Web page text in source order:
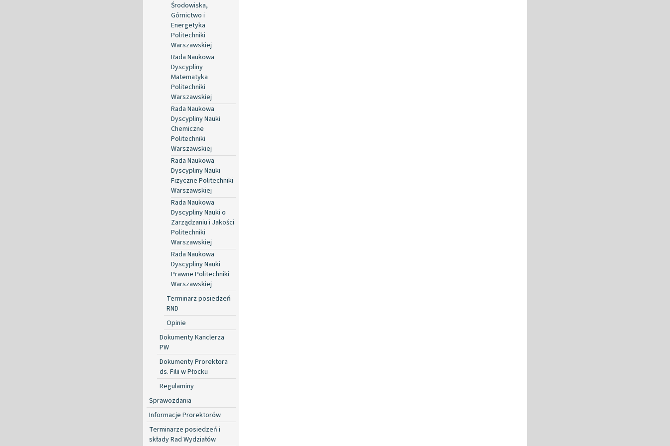
Środowiska,
Górnictwo i
Energetyka
Politechniki
Warszawskiej
Rada Naukowa
Dyscypliny
Matematyka
Politechniki
Warszawskiej
Rada Naukowa
Dyscypliny Nauki
Chemiczne
Politechniki
Warszawskiej
Rada Naukowa
Dyscypliny Nauki
Fizyczne Politechniki
Warszawskiej
Rada Naukowa
Dyscypliny Nauki o
Zarządzaniu i Jakości
Politechniki
Warszawskiej
Rada Naukowa
Dyscypliny Nauki
Prawne Politechniki
Warszawskiej
Terminarz posiedzeń
RND
Opinie
Dokumenty Kanclerza
PW
Dokumenty Prorektora
ds. Filii w Płocku
Regulaminy
Sprawozdania
Informacje Prorektorów
Terminarze posiedzeń i
składy Rad Wydziałów